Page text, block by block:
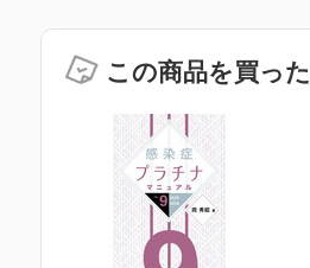
この商品を買っ